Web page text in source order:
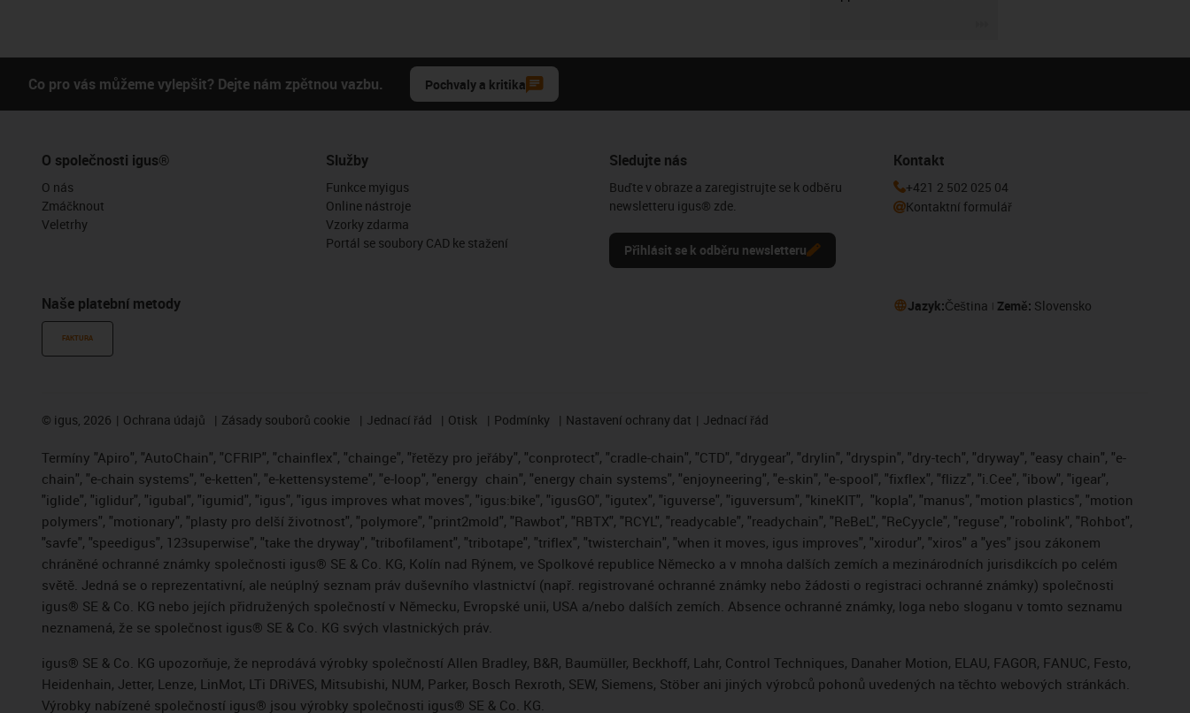
Co pro vás můžeme vylepšit? Dejte nám zpětnou vazbu. Pochvaly a kritika
O společnosti igus®
O nás
Zmáčknout
Veletrhy
Naše platební metody
FAKTURA
Služby
Funkce myigus
Online nástroje
Vzorky zdarma
Portál se soubory CAD ke stažení
Sledujte nás
Buďte v obraze a zaregistrujte se k odběru
newsletteru igus® zde.
Přihlásit se k odběru newsletteru
Kontakt
+421 2 502 025 04
Kontaktní formulář
Jazyk:Čeština Země: Slovensko
© igus, 2026 Ochrana údajů Zásady souborů cookie Jednací řád Otisk Podmínky Nastavení ochrany dat Jednací řád
Termíny "Apiro", "AutoChain", "CFRIP", "chainflex", "chainge", "řetězy pro jeřáby", "conprotect", "cradle-chain", "CTD", "drygear", "drylin", "dryspin", "dry-tech", "dryway", "easy chain", "e-
chain", "e-chain systems", "e-ketten", "e-kettensysteme", "e-loop", "energy chain", "energy chain systems", "enjoyneering", "e-skin", "e-spool", "fixflex", "flizz", "i.Cee", "ibow", "igear",
"iglide", "iglidur", "igubal", "igumid", "igus", "igus improves what moves", "igus:bike", "igusGO", "igutex", "iguverse", "iguversum", "kineKIT", "kopla", "manus", "motion plastics", "motion
polymers", "motionary", "plasty pro delší životnost", "polymore", "print2mold", "Rawbot", "RBTX", "RCYL", "readycable", "readychain", "ReBeL", "ReCyycle", "reguse", "robolink", "Rohbot",
"savfe", "speedigus", 123superwise", "take the dryway", "tribofilament", "tribotape", "triflex", "twisterchain", "when it moves, igus improves", "xirodur", "xiros" a "yes" jsou zákonem
chráněné ochranné známky společnosti igus® SE & Co. KG, Kolín nad Rýnem, ve Spolkové republice Německo a v mnoha dalších zemích a mezinárodních jurisdikcích po celém
světě. Jedná se o reprezentativní, ale neúplný seznam práv duševního vlastnictví (např. registrované ochranné známky nebo žádosti o registraci ochranné známky) společnosti
igus® SE & Co. KG nebo jejích přidružených společností v Německu, Evropské unii, USA a/nebo dalších zemích. Absence ochranné známky, loga nebo sloganu v tomto seznamu
neznamená, že se společnost igus® SE & Co. KG svých vlastnických práv.
igus® SE & Co. KG upozorňuje, že neprodává výrobky společností Allen Bradley, B&R, Baumüller, Beckhoff, Lahr, Control Techniques, Danaher Motion, ELAU, FAGOR, FANUC, Festo,
Heidenhain, Jetter, Lenze, LinMot, LTi DRiVES, Mitsubishi, NUM, Parker, Bosch Rexroth, SEW, Siemens, Stöber ani jiných výrobců pohonů uvedených na těchto webových stránkách.
Výrobky nabízené společností igus® jsou výrobky společnosti igus® SE & Co. KG.